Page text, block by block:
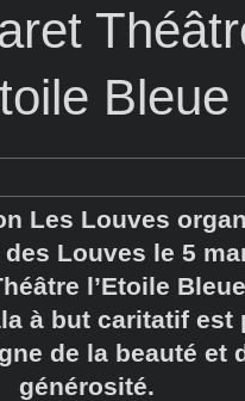
Bleue
Les Louves
Louves le 5
l’Etoile
à but caritatif est
de la beauté et
générosité.